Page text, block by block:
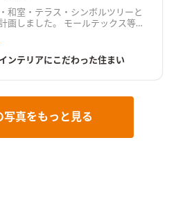
和室・テラス・シンボルツリーと
モールテックス等の
。
ンテリアにこだわった住まい
写真をもっと見る